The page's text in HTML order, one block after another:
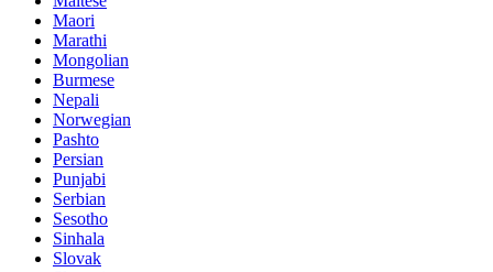
Maori
Marathi
Mongolian
Burmese
Nepali
Norwegian
Pashto
Persian
Punjabi
Serbian
Sesotho
Sinhala
Slovak